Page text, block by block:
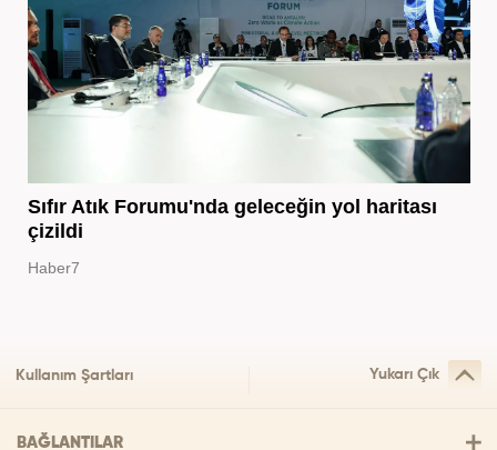
Sıfır Atık Forumu'nda geleceğin yol haritası
çizildi
Haber7
Kullanım Şartları Yukarı Çık
BAĞLANTILAR